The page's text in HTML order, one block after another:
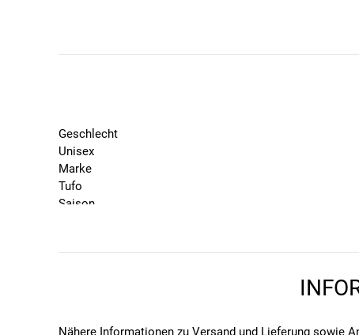
Der Speedero bietet immer kompromisslose
die die Seitenwände bedeckt, schützen den Reifen vor
Gewicht: 440 g
Druck: 2-5 bar (30-70 p.s.i.)
TPI: 210/375
hakenlose Felge
Geschlecht
Unisex
Marke
Tufo
Saison
Bitte beachte, dass es zu Abweichungen zwischen den
Bitte beachte, dass es zu Abweichungen zwischen den
Nähere Informationen zu Versand und Lieferungsowie